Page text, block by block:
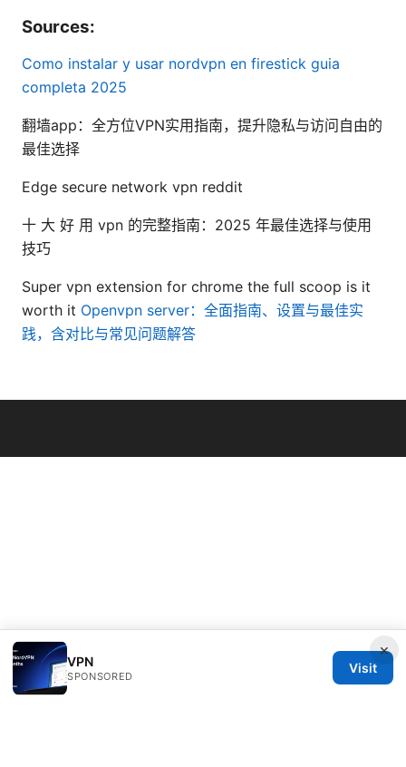
Sources:
Como instalar y usar nordvpn en firestick guia
completa 2025
翻墙app：全方位VPN实用指南，提升隐私与访问自由的
最佳选择
Edge secure network vpn reddit
十 大 好 用 vpn 的完整指南：2025 年最佳选择与使用
技巧
Super vpn extension for chrome the full scoop is it
worth it Openvpn server：全面指南、设置与最佳实
践，含对比与常见问题解答
×
VPN
SPONSORED
Visit